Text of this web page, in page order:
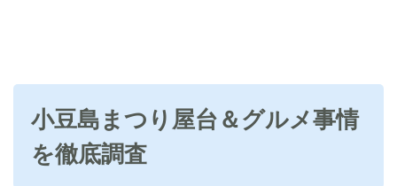
小豆島まつり屋台＆グルメ事情
を徹底調査